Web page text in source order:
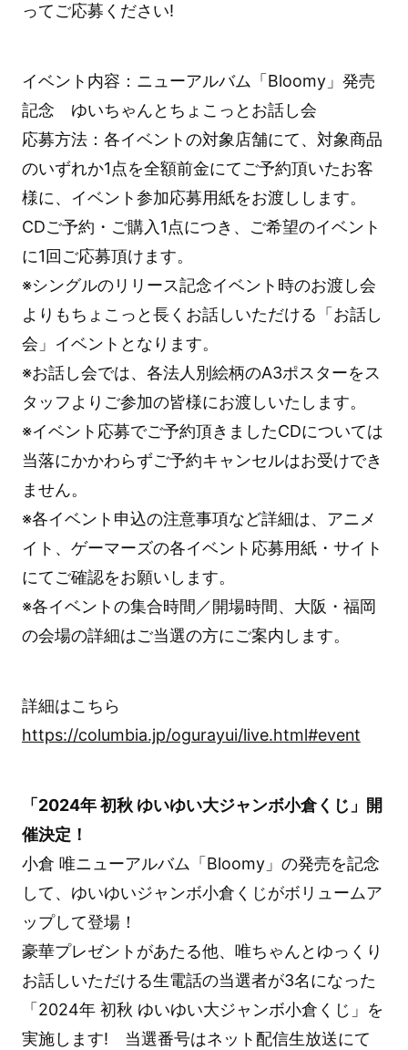
ってご応募ください!
イベント内容：ニューアルバム「Bloomy」発売
記念 ゆいちゃんとちょこっとお話し会
応募方法：各イベントの対象店舗にて、対象商品
のいずれか1点を全額前金にてご予約頂いたお客
様に、イベント参加応募用紙をお渡しします。
CDご予約・ご購入1点につき、ご希望のイベント
に1回ご応募頂けます。
※シングルのリリース記念イベント時のお渡し会
よりもちょこっと長くお話しいただける「お話し
会」イベントとなります。
※お話し会では、各法人別絵柄のA3ポスターをス
タッフよりご参加の皆様にお渡しいたします。
※イベント応募でご予約頂きましたCDについては
当落にかかわらずご予約キャンセルはお受けでき
ません。
※各イベント申込の注意事項など詳細は、アニメ
イト、ゲーマーズの各イベント応募用紙・サイト
にてご確認をお願いします。
※各イベントの集合時間／開場時間、大阪・福岡
の会場の詳細はご当選の方にご案内します。
詳細はこちら
https://columbia.jp/ogurayui/live.html#event
「2024年 初秋 ゆいゆい大ジャンボ小倉くじ」開
催決定！
小倉 唯ニューアルバム「Bloomy」の発売を記念
して、ゆいゆいジャンボ小倉くじがボリュームア
ップして登場！
豪華プレゼントがあたる他、唯ちゃんとゆっくり
お話しいただける生電話の当選者が3名になった
「2024年 初秋 ゆいゆい大ジャンボ小倉くじ」を
実施します! 当選番号はネット配信生放送にて